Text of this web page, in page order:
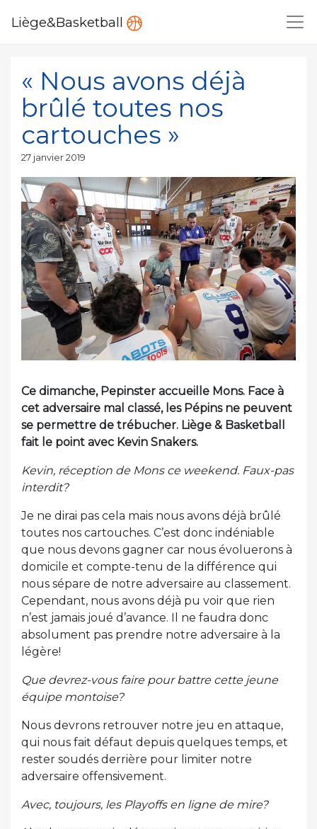
Liège&Basketball
« Nous avons déjà
brûlé toutes nos
cartouches »
Publié
27 janvier 2019
Ce dimanche, Pepinster accueille Mons. Face à
cet adversaire mal classé, les Pépins ne peuvent
se permettre de trébucher. Liège & Basketball
fait le point avec Kevin Snakers.
Kevin, réception de Mons ce weekend. Faux-pas
interdit?
Je ne dirai pas cela mais nous avons déjà brûlé
toutes nos cartouches. C’est donc indéniable
que nous devons gagner car nous évoluerons à
domicile et compte-tenu de la différence qui
nous sépare de notre adversaire au classement.
Cependant, nous avons déjà pu voir que rien
n’est jamais joué d’avance. Il ne faudra donc
absolument pas prendre notre adversaire à la
légère!
Que devrez-vous faire pour battre cette jeune
équipe montoise?
Nous devrons retrouver notre jeu en attaque,
qui nous fait défaut depuis quelques temps, et
rester soudés derrière pour limiter notre
adversaire offensivement.
Avec, toujours, les Playoffs en ligne de mire?